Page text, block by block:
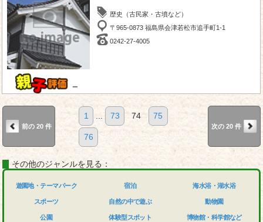
－
歴史（古民家・古墳など）
〒965-0873 福島県会津若松市追手町1-1
0242-27-4005
前の 20 件
1 ... 73 74 75
76
次の 20 件
その他のジャンルを見る：
遊園地・テーマパーク
スポーツ
公園
宿泊
自然の中で遊ぶ
体験型スポット
海水浴・湖水浴
動物園
博物館・科学館など